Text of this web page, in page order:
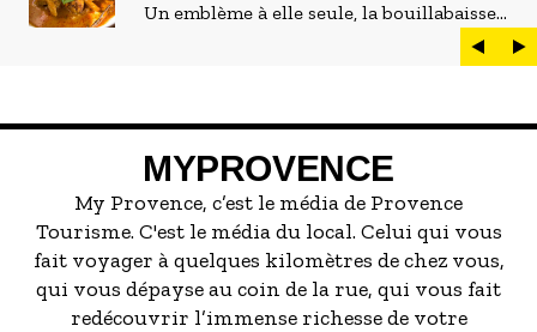
Un emblème à elle seule, la bouillabaisse
est LE plat marseillais par excellence. On
peut d'ailleurs vite être submergé·e par la
servir la meilleure...
MYPROVENCE
My Provence, c’est le média de Provence
Tourisme. C'est le média du local. Celui qui vous
fait voyager à quelques kilomètres de chez vous,
qui vous dépayse au coin de la rue, qui vous fait
redécouvrir l’immense richesse de votre